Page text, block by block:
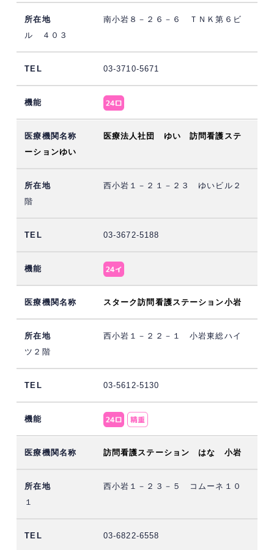
南小岩８－２６－６ ＴＮＫ第６ビ
ル ４０３
03-3710-5671
医療法人社団 ゆい 訪問看護ステ
ーションゆい
西小岩１－２１－２３ ゆいビル２
階
03-3672-5188
スターク訪問看護ステーション小岩
西小岩１－２２－１ 小岩東総ハイ
ツ２階
03-5612-5130
訪問看護ステーション はな 小岩
西小岩１－２３－５ コムーネ１０
１
03-6822-6558